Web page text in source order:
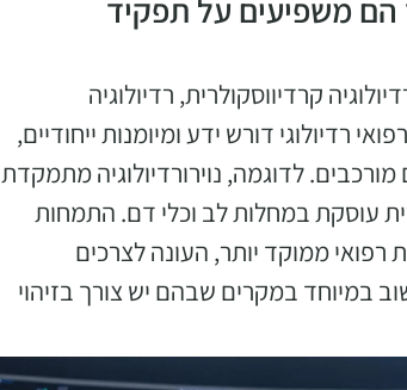
הם משפיעים על תפקיד
קרדיווסקולרית, רדיולוגיה
רדיולוגי דורש ידע ומיומנות ייחודיים,
לדוגמה, נוירורדיולוגיה מתמקדת
עוסקת במחלות לב וכלי דם. התמחות
רפואי ממוקד יותר, העונה לצרכים
במיוחד במקרים שבהם יש צורך בזיהוי